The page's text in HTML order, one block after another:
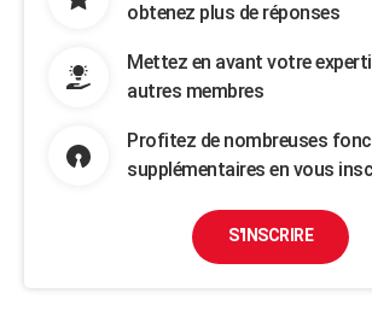
obtenez plus de réponses
Mettez en avant votre
autres membres
Profitez de nombreuses
supplémentaires en vous
S'INSCRIRE